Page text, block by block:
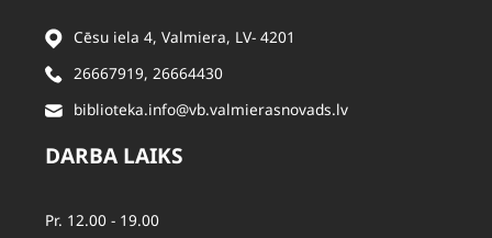
Cēsu iela 4, Valmiera, LV- 4201
26667919, 26664430
biblioteka.info@vb.valmierasnovads.lv
DARBA LAIKS
Pr. 12.00 - 19.00